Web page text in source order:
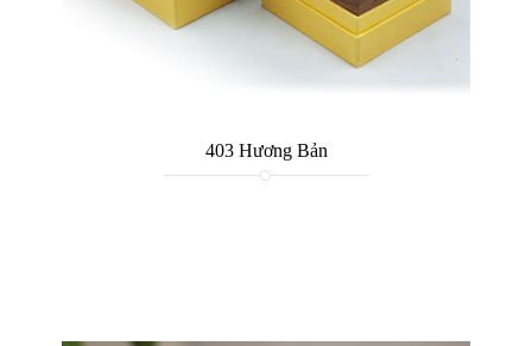
403 Hương Bản